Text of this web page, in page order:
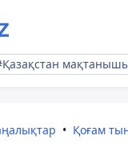
Қоғам